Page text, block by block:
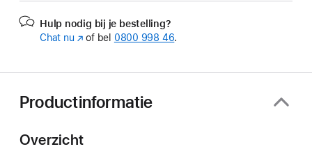
Hulp nodig bij je bestelling?
Chat nu (Wordt
of bel 0800 998 46.
Productinformatie
Overzicht